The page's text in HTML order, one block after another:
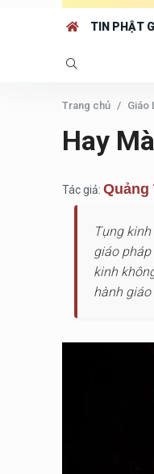
TIN PHẬT
Trang chủ Giáo
Hay
Tác giả: Quảng
Tụng
giáo
kinh
hành giáo